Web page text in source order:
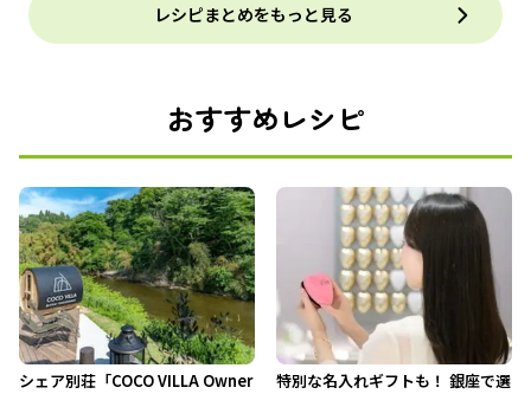
レシピまとめをもっと見る
おすすめレシピ
シェア別荘「COCO VILLA Owner
特別な名入れギフトも！ 銀座で選